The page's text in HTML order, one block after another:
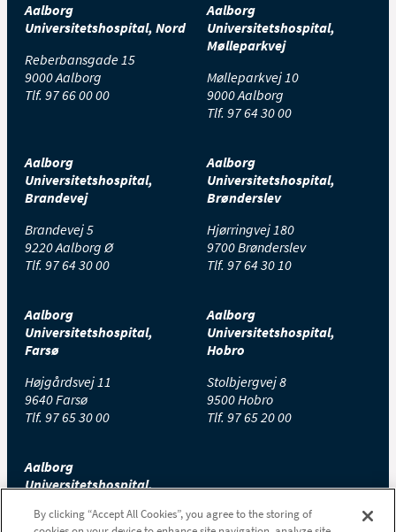
Aalborg
Universitetshospital, Nord
Reberbansgade 15
9000 Aalborg
Tlf. 97 66 00 00
Aalborg
Universitetshospital,
Mølleparkvej
Mølleparkvej 10
9000 Aalborg
Tlf. 97 64 30 00
Aalborg
Universitetshospital,
Brandevej
Brandevej 5
9220 Aalborg Ø
Tlf. 97 64 30 00
Aalborg
Universitetshospital,
Brønderslev
Hjørringvej 180
9700 Brønderslev
Tlf. 97 64 30 10
Aalborg
Universitetshospital,
Farsø
Højgårdsvej 11
9640 Farsø
Tlf. 97 65 30 00
Aalborg
Universitetshospital,
Hobro
Stolbjergvej 8
9500 Hobro
Tlf. 97 65 20 00
Aalborg
Universitetshospital,
By clicking “Accept All Cookies”, you agree to the storing of